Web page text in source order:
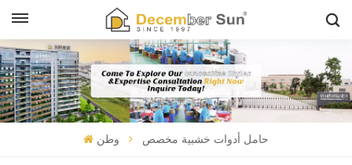
وطن حامل أدوات خشبية مخصص